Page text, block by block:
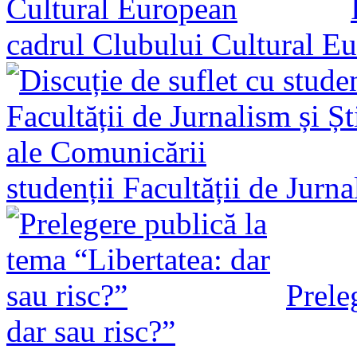
cadrul Clubului Cultural
studenții Facultății de
dar sau risc?”